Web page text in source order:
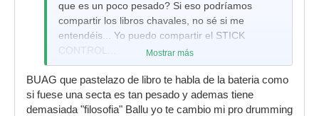
que es un poco pesado? Si eso podríamos
compartir los libros chavales, no sé si me
entendéis... Yo puedo compartir el STICK
CONTROL...
Mostrar más
BUAG que pastelazo de libro te habla de la bateria como
si fuese una secta es tan pesado y ademas tiene
demasiada "filosofia" Ballu yo te cambio mi pro drumming